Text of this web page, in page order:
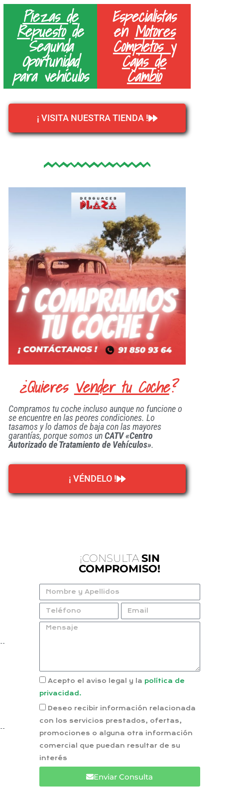
Piezas de
Repuestode
Segunda
Oportunidad
para vehículos
Especialistas
en Motores
Completos y
Cajas de
Cambio
¡ VISITA NUESTRA TIENDA !
¿QuieresVender tu Coche?
Compramos tu coche incluso aunque no funcione o
se encuentre en las peores condiciones. Lo
tasamos y lo damos de baja con las mayores
garantías, porque somos unCATV «Centro
Autorizado de Tratamiento de Vehículos».
¡ VÉNDELO !
¡CONSULTA SIN
COMPROMISO!
Acepto el aviso legal y la política de
privacidad.
Deseo recibir información relacionada
con los servicios prestados, ofertas,
promociones o alguna otra información
comercial que puedan resultar de su
interés
Enviar Consulta